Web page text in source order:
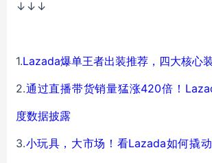
↓↓↓
1.Lazada爆单王者出装推荐，四大核心
2.通过直播带货销量猛涨420倍！
度数据披露
3.小玩具，大市场！看Lazada如何撬